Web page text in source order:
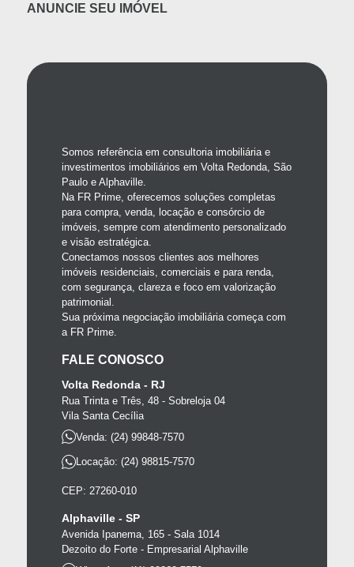
ANUNCIE SEU IMÓVEL
Somos referência em consultoria imobiliária e
investimentos imobiliários em Volta Redonda, São
Paulo e Alphaville.
Na FR Prime, oferecemos soluções completas
para compra, venda, locação e consórcio de
imóveis, sempre com atendimento personalizado
e visão estratégica.
Conectamos nossos clientes aos melhores
imóveis residenciais, comerciais e para renda,
com segurança, clareza e foco em valorização
patrimonial.
Sua próxima negociação imobiliária começa com
a FR Prime.
FALE CONOSCO
Volta Redonda - RJ
Rua Trinta e Três, 48 - Sobreloja 04
Vila Santa Cecília
Venda: (24) 99848-7570
Locação: (24) 98815-7570
CEP: 27260-010
Alphaville - SP
Avenida Ipanema, 165 - Sala 1014
Dezoito do Forte - Empresarial Alphaville